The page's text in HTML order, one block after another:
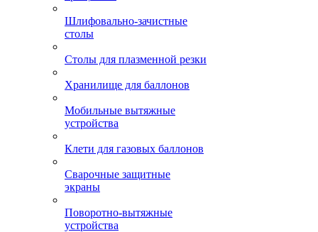
Шлифовально-зачистные
столы
Столы для плазменной резки
Хранилище для баллонов
Мобильные вытяжные
устройства
Клети для газовых баллонов
Сварочные защитные
экраны
Поворотно-вытяжные
устройства